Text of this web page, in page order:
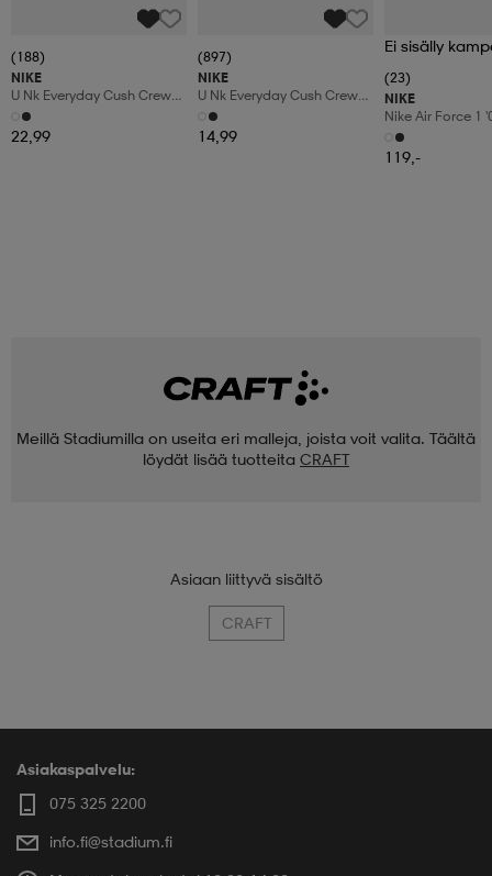
(188)
NIKE
U Nk Everyday Cush Crew
6pr-Bd
22,99
(897)
NIKE
U Nk Everyday Cush Crew
3pr
14,99
Ei sisälly
(23)
NIKE
Nike Air Force 1
Shoes
119,-
Meillä Stadiumilla on useita eri malleja, joista voit valita. Täältä
löydät lisää tuotteita CRAFT
Asiaan liittyvä sisältö
CRAFT
Asiakaspalvelu:
075 325 2200
info.fi@stadium.fi